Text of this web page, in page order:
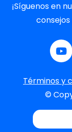
¡Síguenos en
Términos y
©